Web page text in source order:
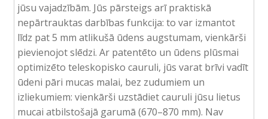
jūsu vajadzībām. Jūs pārsteigs arī praktiskā
nepārtrauktas darbības funkcija: to var izmantot
līdz pat 5 mm atlikušā ūdens augstumam, vienkārši
pievienojot slēdzi. Ar patentēto un ūdens plūsmai
optimizēto teleskopisko cauruli, jūs varat brīvi vadīt
ūdeni pāri mucas malai, bez zudumiem un
izliekumiem: vienkārši uzstādiet cauruli jūsu lietus
mucai atbilstošajā garumā (670–870 mm). Nav